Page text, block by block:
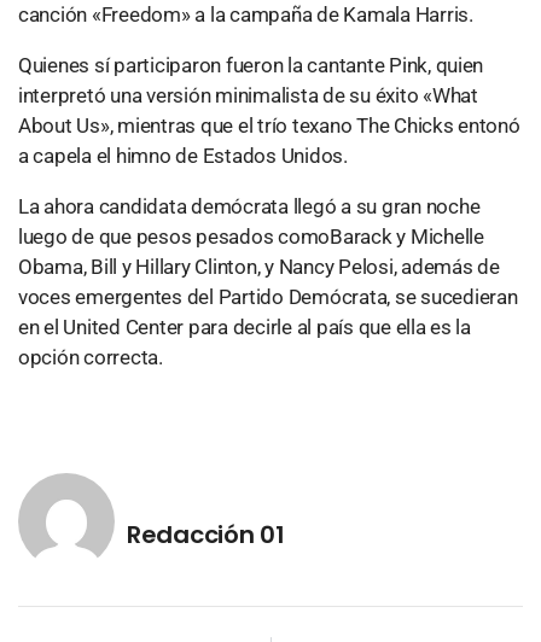
canción «Freedom» a la campaña de Kamala Harris.
Quienes sí participaron fueron la cantante Pink, quien
interpretó una versión minimalista de su éxito «What
About Us», mientras que el trío texano The Chicks entonó
a capela el himno de Estados Unidos.
La ahora candidata demócrata llegó a su gran noche
luego de que pesos pesados comoBarack y Michelle
Obama, Bill y Hillary Clinton, y Nancy Pelosi, además de
voces emergentes del Partido Demócrata, se sucedieran
en el United Center para decirle al país que ella es la
opción correcta.
Redacción 01